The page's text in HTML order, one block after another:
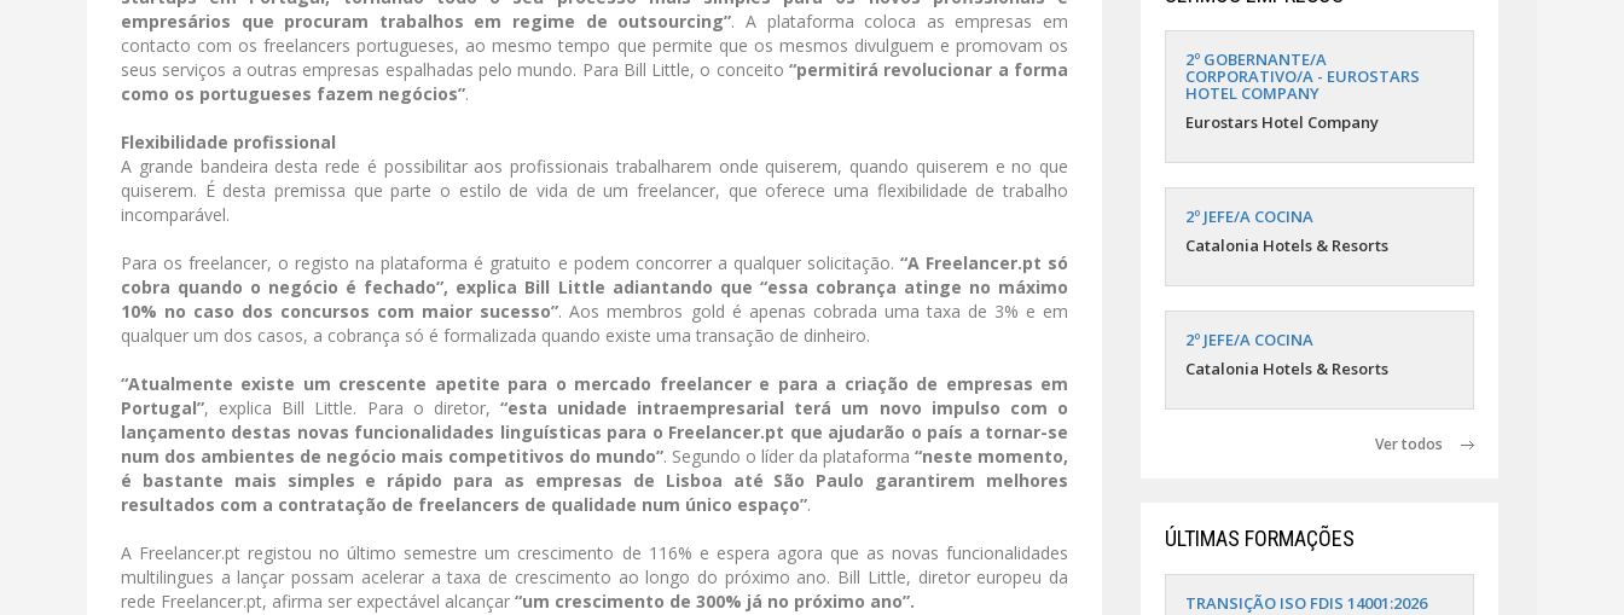
empresários que procuram trabalhos em regime de outsourcing”. A plataforma coloca as empresas em
contacto com os freelancers portugueses, ao mesmo tempo que permite que os mesmos divulguem e promovam os
seus serviços a outras empresas espalhadas pelo mundo. Para Bill Little, o conceito“permitirá revolucionar a forma
como os portugueses fazem negócios”.
Flexibilidade profissional
A grande bandeira desta rede é possibilitar aos profissionais trabalharem onde quiserem, quando quiserem e no que
quiserem. É desta premissa que parte o estilo de vida de um freelancer, que oferece uma flexibilidade de trabalho
incomparável.
Para os freelancer, o registo na plataforma é gratuito e podem concorrer a qualquer solicitação. “A Freelancer.pt só
cobra quando o negócio é fechado”, explica Bill Little adiantando que “essa cobrança atinge no máximo
10% no caso dos concursos com maior sucesso”. Aos membros gold é apenas cobrada uma taxa de 3% e em
qualquer um dos casos, a cobrança só é formalizada quando existe uma transação de dinheiro.
“Atualmente existe um crescente apetite para o mercado freelancer e para a criação de empresas em
Portugal”, explica Bill Little. Para o diretor, “esta unidade intraempresarial terá um novo impulso com o
lançamento destas novas funcionalidades linguísticas para o Freelancer.pt que ajudarão o país a tornar-se
num dos ambientes de negócio mais competitivos do mundo”. Segundo o líder da plataforma “neste momento,
é bastante mais simples e rápido para as empresas de Lisboa até São Paulo garantirem melhores
resultados com a contratação de freelancers de qualidade num único espaço”.
A Freelancer.pt registou no último semestre um crescimento de 116% e espera agora que as novas funcionalidades
multilingues a lançar possam acelerar a taxa de crescimento ao longo do próximo ano. Bill Little, diretor europeu da
rede Freelancer.pt, afirma ser expectável alcançar “um crescimento de 300% já no próximo ano”.
2º GOBERNANTE/A
CORPORATIVO/A - EUROSTARS
HOTEL COMPANY
Eurostars Hotel Company
2º JEFE/A COCINA
Catalonia Hotels & Resorts
2º JEFE/A COCINA
Catalonia Hotels & Resorts
Ver todos
ÚLTIMAS FORMAÇÕES
TRANSIÇÃO ISO FDIS 14001:2026